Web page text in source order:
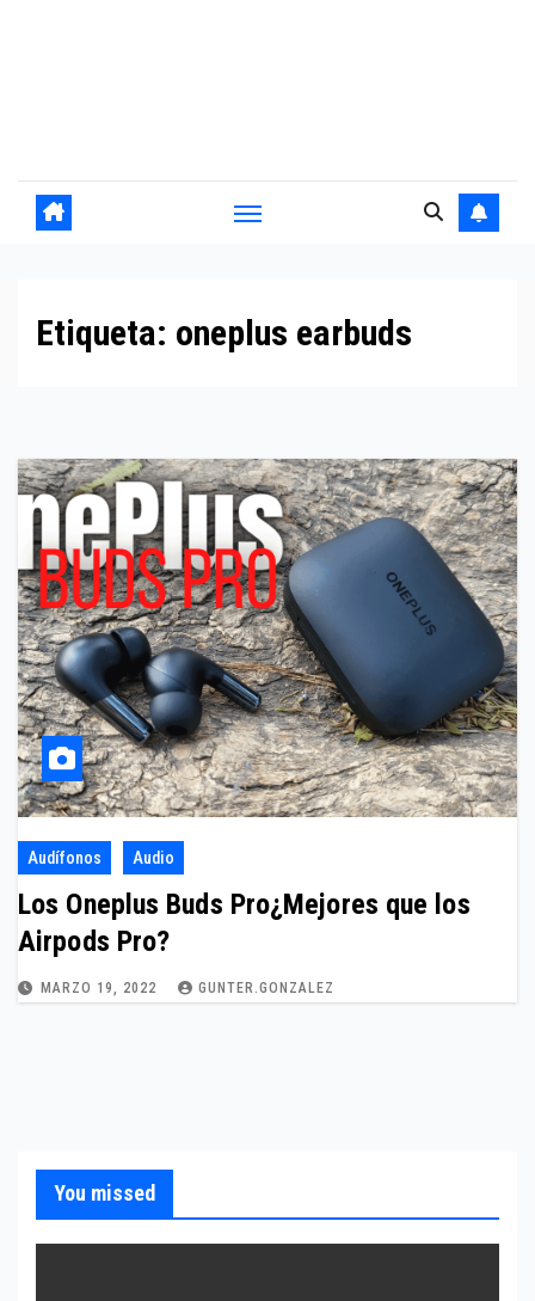
Etiqueta: oneplus earbuds
Audífonos Audio
Los Oneplus Buds Pro¿Mejores que los
Airpods Pro?
MARZO 19, 2022 GUNTER.GONZALEZ
You missed